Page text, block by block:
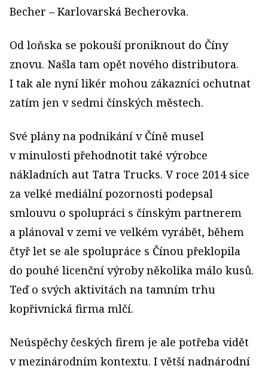
Becher – Karlovarská Becherovka.
Od loňska se pokouší proniknout do Číny
znovu. Našla tam opět nového distributora.
I tak ale nyní likér mohou zákazníci ochutnat
zatím jen v sedmi čínských městech.
Své plány na podnikání v Číně musel
v minulosti přehodnotit také výrobce
nákladních aut Tatra Trucks. V roce 2014 sice
za velké mediální pozornosti podepsal
smlouvu o spolupráci s čínským partnerem
a plánoval v zemi ve velkém vyrábět, během
čtyř let se ale spolupráce s Čínou překlopila
do pouhé licenční výroby několika málo kusů.
Teď o svých aktivitách na tamním trhu
kopřivnická firma mlčí.
Neúspěchy českých firem je ale potřeba vidět
v mezinárodním kontextu. I větší nadnárodní